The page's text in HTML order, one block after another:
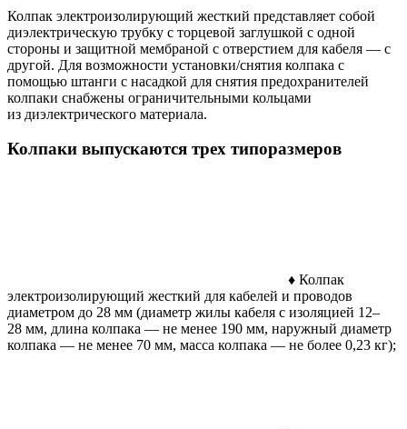
Колпак электроизолирующий жесткий представляет собой
диэлектрическую трубку с торцевой заглушкой с одной
стороны и защитной мембраной с отверстием для кабеля — с
другой. Для возможности установки/снятия колпака с
помощью штанги с насадкой для снятия предохранителей
колпаки снабжены ограничительными кольцами
из диэлектрического материала.
Колпаки выпускаются трех типоразмеров
♦ Колпак
электроизолирующий жесткий для кабелей и проводов
диаметром до 28 мм (диаметр жилы кабеля с изоляцией 12–
28 мм, длина колпака — не менее 190 мм, наружный диаметр
колпака — не менее 70 мм, масса колпака — не более 0,23 кг);